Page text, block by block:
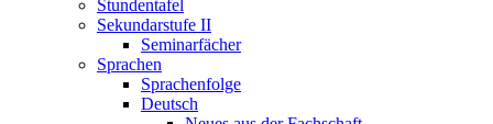
Stundentafel
Sekundarstufe II
Seminarfächer
Sprachen
Sprachenfolge
Deutsch